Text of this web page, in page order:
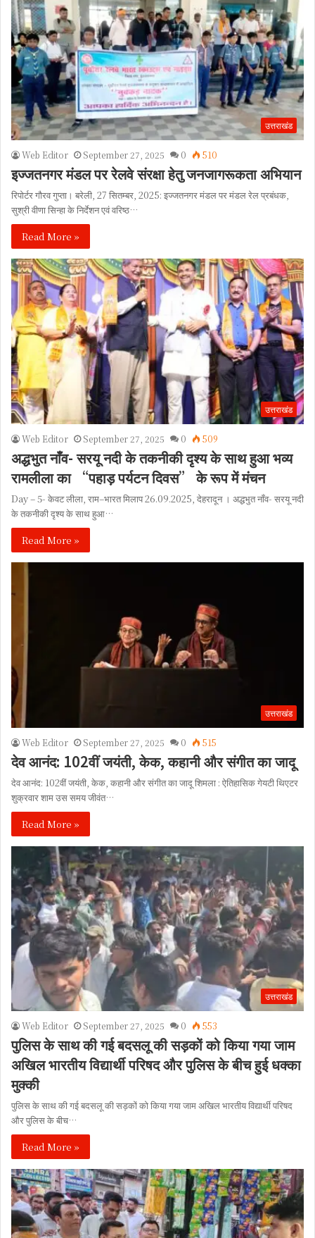
उत्तराखंड
Web Editor September 27, 2025 0 510
इज्जतनगर मंडल पर रेलवे संरक्षा हेतु जनजागरूकता अभियान
रिपोर्टर गौरव गुप्ता। बरेली, 27 सितम्बर, 2025: इज्जतनगर मंडल पर मंडल रेल प्रबंधक,
सुश्री वीणा सिन्हा के निर्देशन एवं वरिष्ठ…
Read More »
उत्तराखंड
Web Editor September 27, 2025 0 509
अद्धभुत नाँव- सरयू नदी के तकनीकी दृश्य के साथ हुआ भव्य
रामलीला का “पहाड़ पर्यटन दिवस” के रूप में मंचन
Day – 5- केवट लीला, राम–भारत मिलाप 26.09.2025, देहरादून । अद्धभुत नाँव- सरयू नदी
के तकनीकी दृश्य के साथ हुआ…
Read More »
उत्तराखंड
Web Editor September 27, 2025 0 515
देव आनंद: 102वीं जयंती, केक, कहानी और संगीत का जादू
देव आनंद: 102वीं जयंती, केक, कहानी और संगीत का जादू शिमला : ऐतिहासिक गेयटी थिएटर
शुक्रवार शाम उस समय जीवंत…
Read More »
उत्तराखंड
Web Editor September 27, 2025 0 553
पुलिस के साथ की गई बदसलू की सड़कों को किया गया जाम
अखिल भारतीय विद्यार्थी परिषद और पुलिस के बीच हुई धक्का
मुक्की
पुलिस के साथ की गई बदसलू की सड़कों को किया गया जाम अखिल भारतीय विद्यार्थी परिषद
और पुलिस के बीच…
Read More »